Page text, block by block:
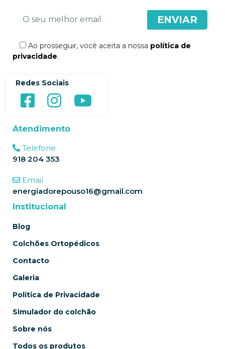
Ao prosseguir, você aceita a nossa política de
privacidade.
Redes Sociais
Atendimento
Telefone
918 204 353
Email
energiadorepouso16@gmail.com
Institucional
Blog
Colchões Ortopédicos
Contacto
Galeria
Política de Privacidade
Simulador do colchão
Sobre nós
Todos os produtos